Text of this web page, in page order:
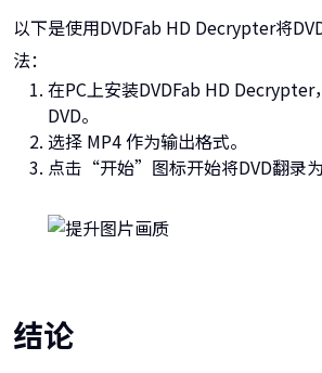
以下是使用DVDFab HD Decrypter将
法：
在PC上安装DVDFab HD Decrypter
DVD。
选择 MP4 作为输出格式。
点击“开始”图标开始将DVD翻录为
结论